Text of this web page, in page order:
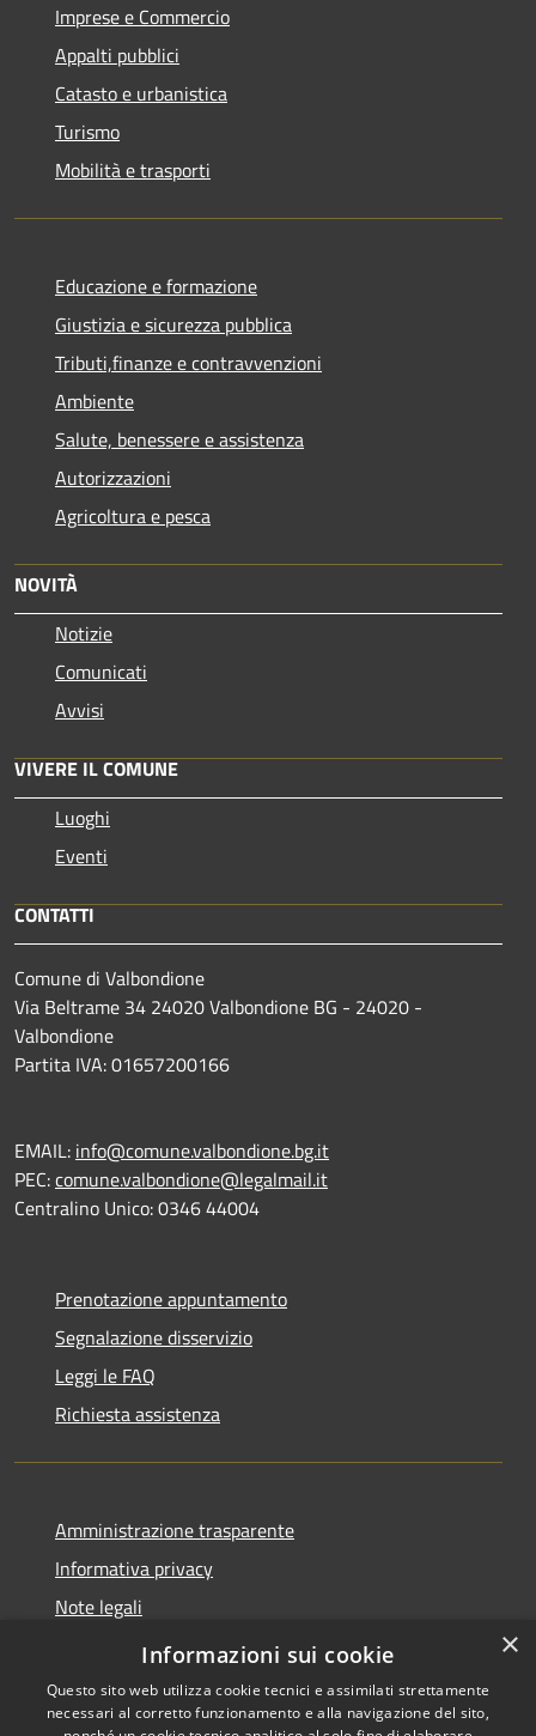
Imprese e Commercio
Appalti pubblici
Catasto e urbanistica
Turismo
Mobilità e trasporti
Educazione e formazione
Giustizia e sicurezza pubblica
Tributi,finanze e contravvenzioni
Ambiente
Salute, benessere e assistenza
Autorizzazioni
Agricoltura e pesca
NOVITÀ
Notizie
Comunicati
Avvisi
VIVERE IL COMUNE
Luoghi
Eventi
CONTATTI
Comune di Valbondione
Via Beltrame 34 24020 Valbondione BG - 24020 -
Valbondione
Partita IVA: 01657200166
EMAIL: info@comune.valbondione.bg.it
PEC:comune.valbondione@legalmail.it
Centralino Unico: 0346 44004
Prenotazione appuntamento
Segnalazione disservizio
Leggi le FAQ
Richiesta assistenza
Amministrazione trasparente
Informativa privacy
Note legali
Dichiarazione di accessibilità
×
Informazioni sui cookie
Questo sito web utilizza cookie tecnici e assimilati strettamente
necessari al corretto funzionamento e alla navigazione del sito,